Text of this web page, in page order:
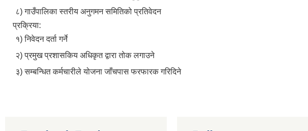
८) गाउँपालिका स्तरीय अनुगमन समितिको प्रतिवेदन
प्रक्रिया:
१) निवेदन दर्ता गर्ने
२) प्रमुख प्रशासकिय अधिकृत द्वारा तोक लगाउने
३) सम्बन्धित कर्मचारीले योजना जाँचपास फरफारक गरिदिने